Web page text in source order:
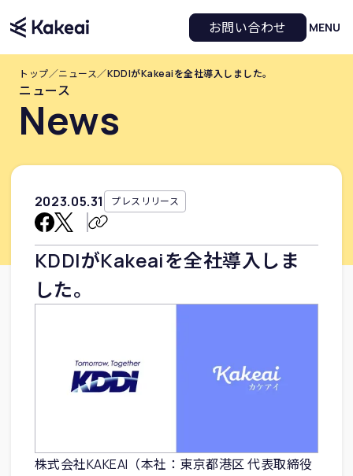
お問い合わせ MENU
トップ／ニュース／KDDIがKakeaiを全社導入しました。
ニュース
News
2023.05.31 プレスリリース
KDDIがKakeaiを全社導入しま
した。
株式会社KAKEAI（本社：東京都港区 代表取締役